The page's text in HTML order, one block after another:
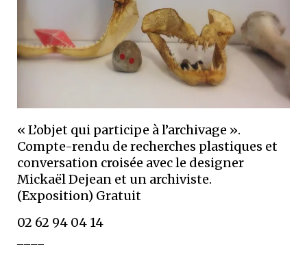
« L’objet qui participe à l’archivage ».
Compte-rendu de recherches plastiques et
conversation croisée avec le designer
Mickaël Dejean et un archiviste.
(Exposition) Gratuit
02 62 94 04 14